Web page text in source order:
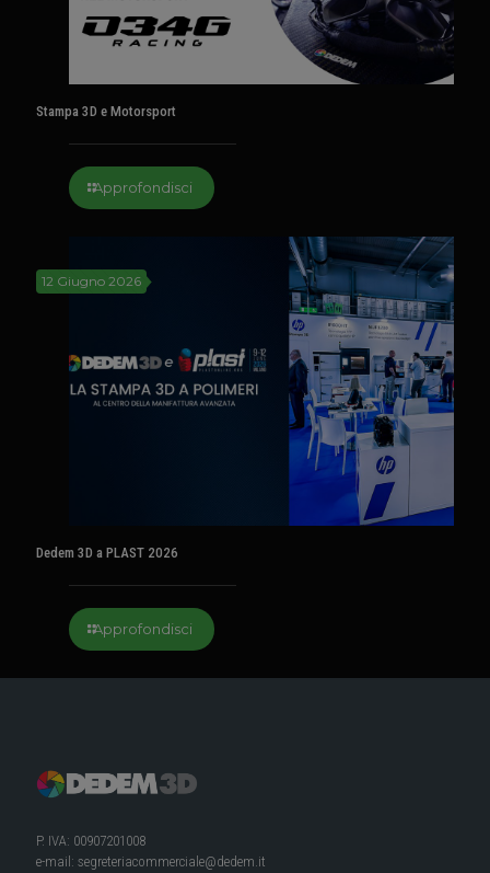
Stampa 3D e Motorsport
Approfondisci
12 Giugno 2026
Dedem 3D a PLAST 2026
Approfondisci
P. IVA: 00907201008
e-mail: segreteriacommerciale@dedem.it